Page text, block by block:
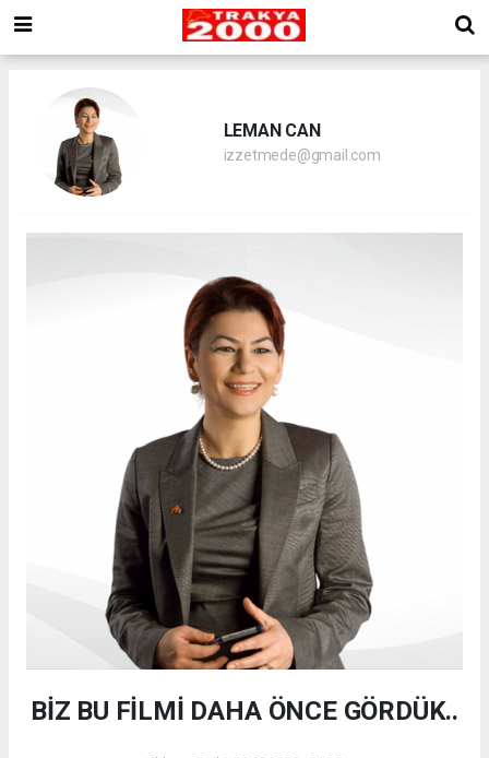
LEMAN CAN
izzetmede@gmail.com
BİZ BU FİLMİ DAHA ÖNCE GÖRDÜK..